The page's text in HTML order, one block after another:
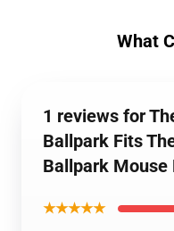
What
1 reviews for
Ballpark Fits
Ballpark Mouse
★★★★★